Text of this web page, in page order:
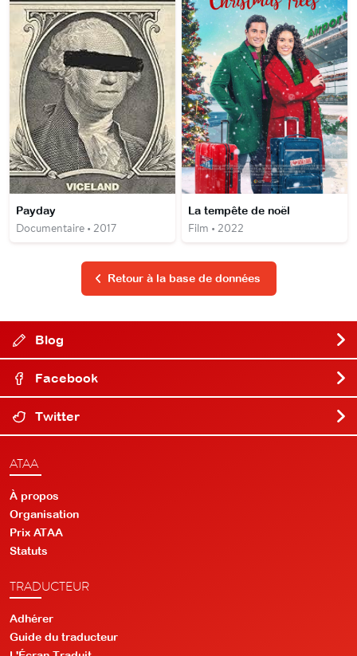
Payday
Documentaire • 2017
La tempête de noël
Film • 2022
Retour à la base de données
Blog
Facebook
Twitter
ATAA
À propos
Organisation
Prix ATAA
Statuts
TRADUCTEUR
Adhérer
Guide du traducteur